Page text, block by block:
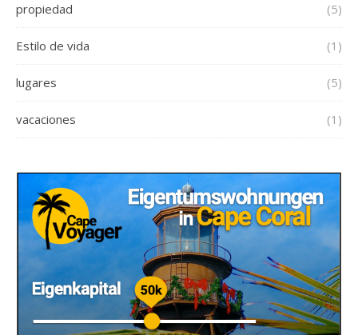
propiedad (5)
Estilo de vida (1)
lugares (5)
vacaciones (1)